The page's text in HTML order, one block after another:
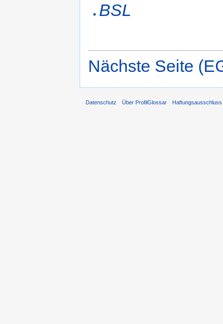
BSL
Nächste Seite
Datenschutz Über ProfilGlossar Haftungsausschluss